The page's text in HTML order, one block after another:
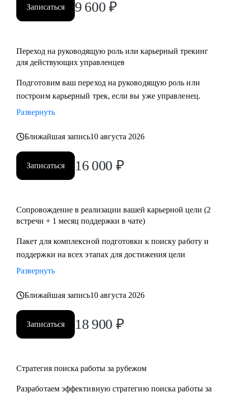
Записаться 9 600 ₽
Переход на руководящую роль или карьерный трекинг
для действующих управленцев
Подготовим ваш переход на руководящую роль или
построим карьерный трек, если вы уже управленец.
Развернуть
Ближайшая запись10 августа 2026
Записаться 16 000 ₽
Сопровождение в реализации вашей карьерной цели (2
встречи + 1 месяц поддержки в чате)
Пакет для комплексной подготовки к поиску работу и
поддержки на всех этапах для достижения цели
Развернуть
Ближайшая запись10 августа 2026
Записаться 18 900 ₽
Стратегия поиска работы за рубежом
Разработаем эффективную стратегию поиска работы за